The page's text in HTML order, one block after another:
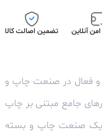
آنلاین تضمین اصالت کالا
و فعال در صنعت چاپ و
جامع مبتنی بر چاپ
صنعت چاپ و بسته